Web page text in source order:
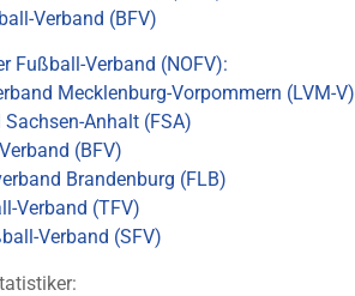
Verband (BFV)
Fußball-Verband (NOFV):
Mecklenburg-Vorpommern (LVM-V)
Anhalt (FSA)
(BFV)
Brandenburg (FLB)
Verband (TFV)
Verband (SFV)